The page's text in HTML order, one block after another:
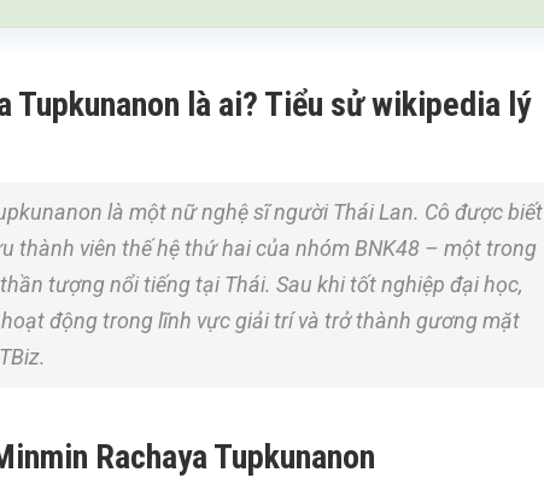
Tupkunanon là ai? Tiểu sử wikipedia lý
là một nữ nghệ sĩ người Thái Lan. Cô được biết
thành viên thế hệ thứ hai của nhóm BNK48 – một trong
tượng nổi tiếng tại Thái. Sau khi tốt nghiệp đại học,
động trong lĩnh vực giải trí và trở thành gương mặt
Rachaya Tupkunanon